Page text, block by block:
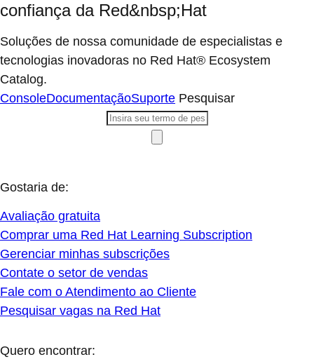
confiança da Red&nbsp;Hat
Soluções de nossa comunidade de especialistas e
tecnologias inovadoras no Red Hat® Ecosystem
Catalog.
ConsoleDocumentaçãoSuporte Pesquisar
Gostaria de:
Avaliação gratuita
Comprar uma Red Hat Learning Subscription
Gerenciar minhas subscrições
Contate o setor de vendas
Fale com o Atendimento ao Cliente
Pesquisar vagas na Red Hat
Quero encontrar: